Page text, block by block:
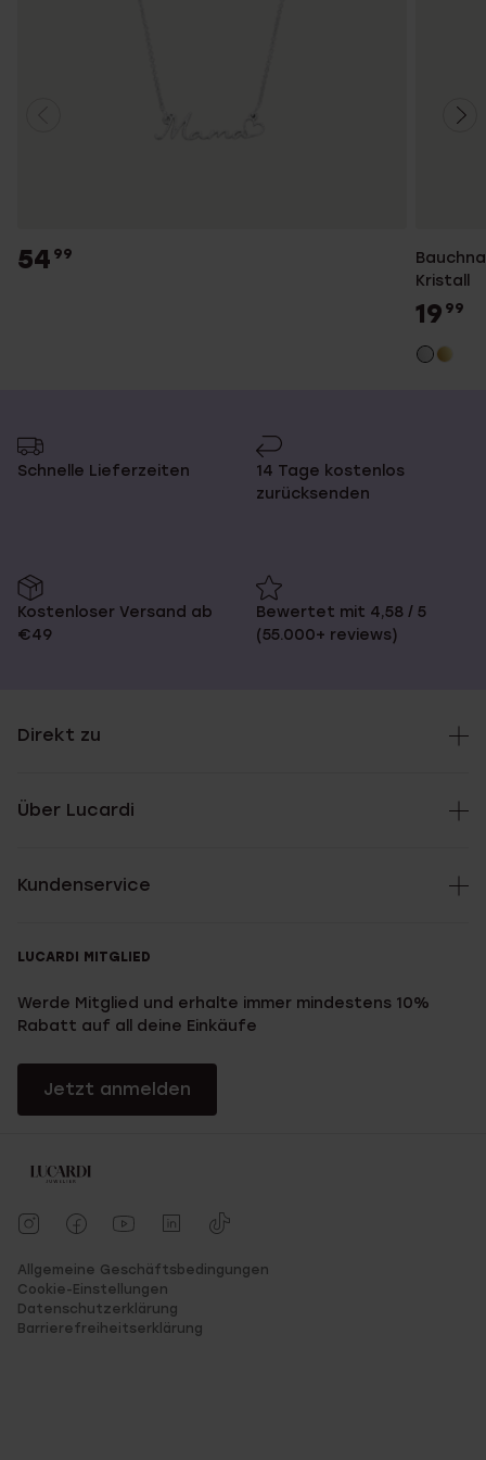
54 99
Kristall
19 99
Schnelle Lieferzeiten
14 Tage kostenlos
zurücksenden
Kostenloser Versand ab
€49
Bewertet mit 4,58 / 5
(55.000+ reviews)
Direkt zu
Über Lucardi
Kundenservice
LUCARDI MITGLIED
Werde Mitglied und erhalte immer mindestens 10%
Rabatt auf all deine Einkäufe
Jetzt anmelden
Allgemeine Geschäftsbedingungen
Cookie-Einstellungen
Datenschutzerklärung
Barrierefreiheitserklärung